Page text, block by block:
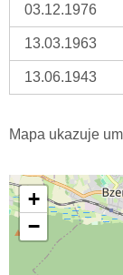
03.12.1976
13.03.1963
13.06.1943
Mapa ukazuje
+
−